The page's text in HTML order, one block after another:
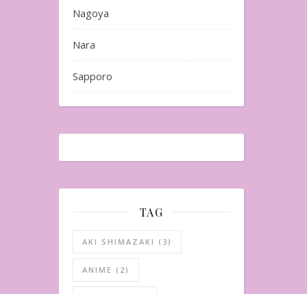
Nagoya
Nara
Sapporo
TAG
AKI SHIMAZAKI (3)
ANIME (2)